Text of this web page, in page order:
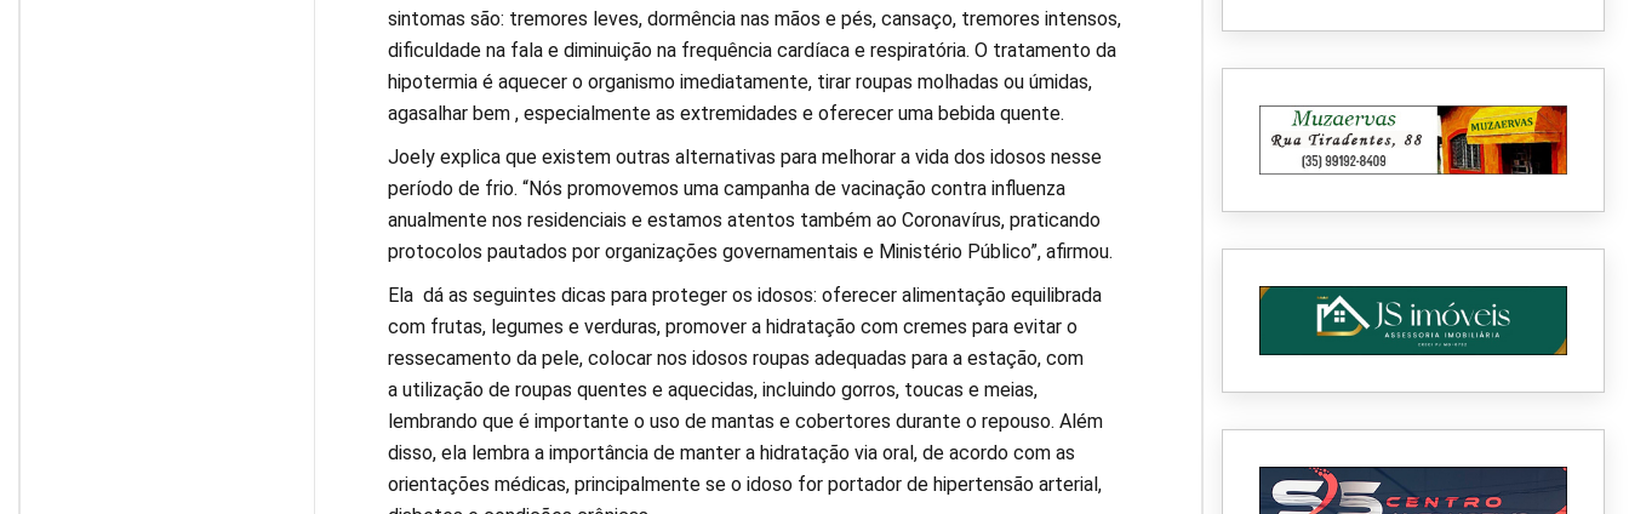
sintomas são: tremores leves, dormência nas mãos e pés, cansaço, tremores intensos,
dificuldade na fala e diminuição na frequência cardíaca e respiratória. O tratamento da
hipotermia é aquecer o organismo imediatamente, tirar roupas molhadas ou úmidas,
agasalhar bem , especialmente as extremidades e oferecer uma bebida quente.
Joely explica que existem outras alternativas para melhorar a vida dos idosos nesse
período de frio. “Nós promovemos uma campanha de vacinação contra influenza
anualmente nos residenciais e estamos atentos também ao Coronavírus, praticando
protocolos pautados por organizações governamentais e Ministério Público”, afirmou.
Ela dá as seguintes dicas para proteger os idosos: oferecer alimentação equilibrada
com frutas, legumes e verduras, promover a hidratação com cremes para evitar o
ressecamento da pele, colocar nos idosos roupas adequadas para a estação, com
a utilização de roupas quentes e aquecidas, incluindo gorros, toucas e meias,
lembrando que é importante o uso de mantas e cobertores durante o repouso. Além
disso, ela lembra a importância de manter a hidratação via oral, de acordo com as
orientações médicas, principalmente se o idoso for portador de hipertensão arterial,